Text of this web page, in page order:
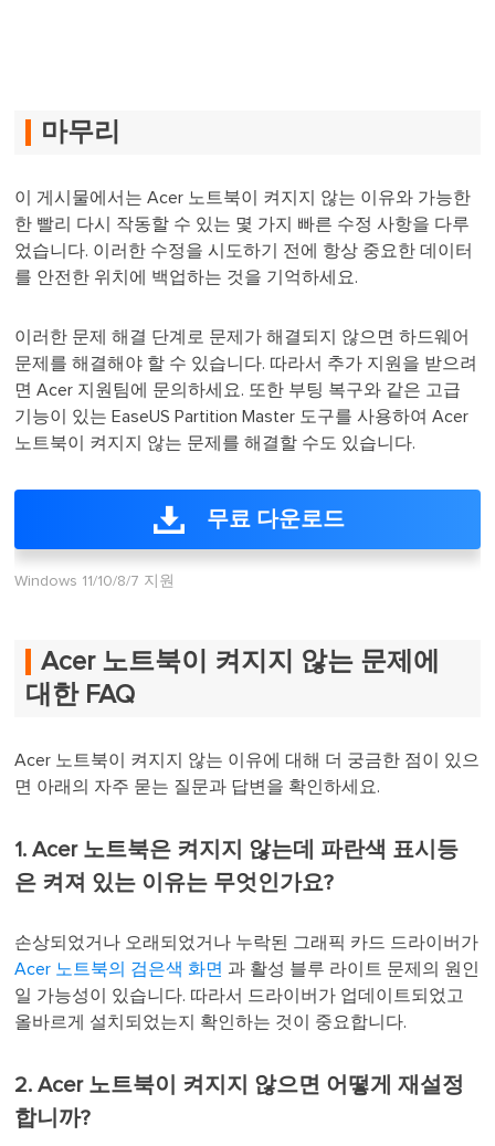
마무리
이 게시물에서는 Acer 노트북이 켜지지 않는 이유와 가능한
한 빨리 다시 작동할 수 있는 몇 가지 빠른 수정 사항을 다루
었습니다. 이러한 수정을 시도하기 전에 항상 중요한 데이터
를 안전한 위치에 백업하는 것을 기억하세요.
이러한 문제 해결 단계로 문제가 해결되지 않으면 하드웨어
문제를 해결해야 할 수 있습니다. 따라서 추가 지원을 받으려
면 Acer 지원팀에 문의하세요. 또한 부팅 복구와 같은 고급
기능이 있는 EaseUS Partition Master 도구를 사용하여 Acer
노트북이 켜지지 않는 문제를 해결할 수도 있습니다.
무료 다운로드
Windows 11/10/8/7 지원
Acer 노트북이 켜지지 않는 문제에
대한 FAQ
Acer 노트북이 켜지지 않는 이유에 대해 더 궁금한 점이 있으
면 아래의 자주 묻는 질문과 답변을 확인하세요.
1. Acer 노트북은 켜지지 않는데 파란색 표시등
은 켜져 있는 이유는 무엇인가요?
손상되었거나 오래되었거나 누락된 그래픽 카드 드라이버가
Acer 노트북의 검은색 화면 과 활성 블루 라이트 문제의 원인
일 가능성이 있습니다. 따라서 드라이버가 업데이트되었고
올바르게 설치되었는지 확인하는 것이 중요합니다.
2. Acer 노트북이 켜지지 않으면 어떻게 재설정
합니까?